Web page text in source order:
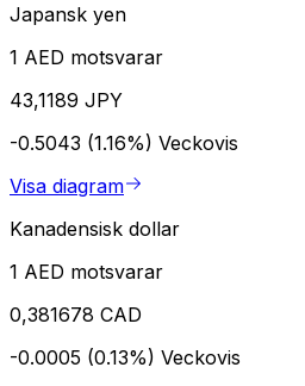
Japansk yen
1 AED motsvarar
43,1189 JPY
-0.5043 (1.16%) Veckovis
Visa diagram
Kanadensisk dollar
1 AED motsvarar
0,381678 CAD
-0.0005 (0.13%) Veckovis